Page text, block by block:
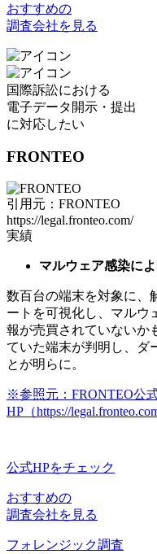
おすすめの
調査会社を見る
国際訴訟における
電子データ開示・提出
に対応したい
FRONTEO
引用元：FRONTEO
https://legal.fronteo.com/
実績
マルウェア感染に
数百台の端末を対象に、
ートを可視化し、マルウ
報が売買されていないか
ていた端末が判明し、ダ
とが明らに。
※参照元：FRONTEO公
HP（https://
公式HPをチェック
おすすめの
調査会社を見る
フォレンジック調査